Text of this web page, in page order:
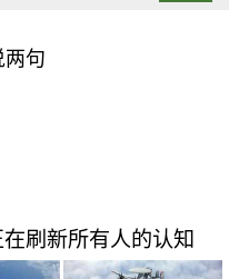
两句
刷新所有人的认知